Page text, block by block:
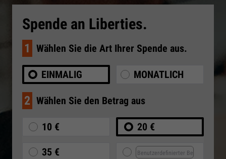
Spende an Liberties.
1 Wählen Sie die Art Ihrer Spende aus.
EINMALIG MONATLICH
2 Wählen Sie den Betrag aus
10 € 20 €
35 €